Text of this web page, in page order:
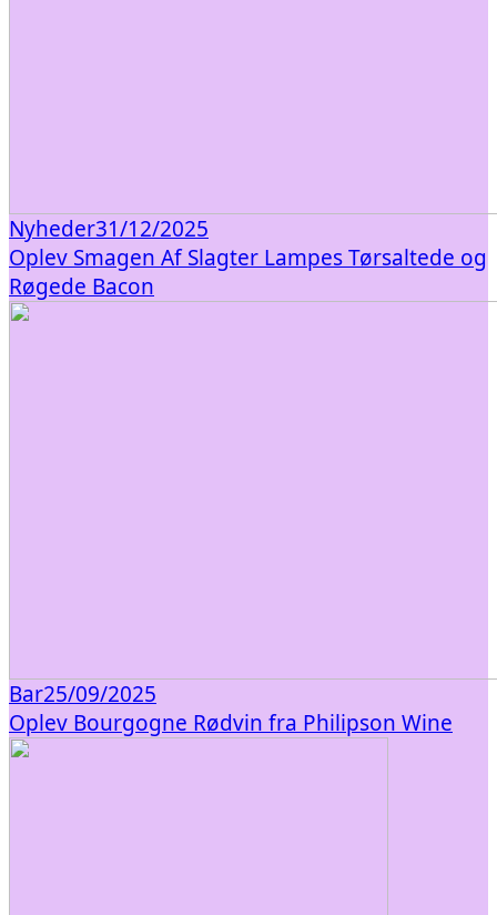
Nyheder31/12/2025
Oplev Smagen Af Slagter Lampes Tørsaltede og
Røgede Bacon
Bar25/09/2025
Oplev Bourgogne Rødvin fra Philipson Wine